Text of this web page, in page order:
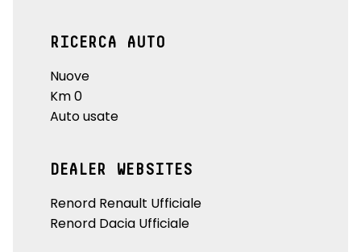
RICERCA AUTO
Nuove
Km 0
Auto usate
DEALER WEBSITES
Renord Renault Ufficiale
Renord Dacia Ufficiale